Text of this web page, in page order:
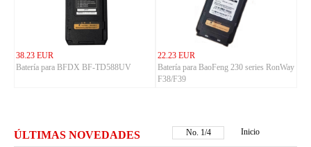
38.23 EUR
Batería para BFDX BF-TD588UV
22.23 EUR
Batería para BaoFeng 230 series RonWay
F38/F39
ÚLTIMAS NOVEDADES No. 1/4 Inicio